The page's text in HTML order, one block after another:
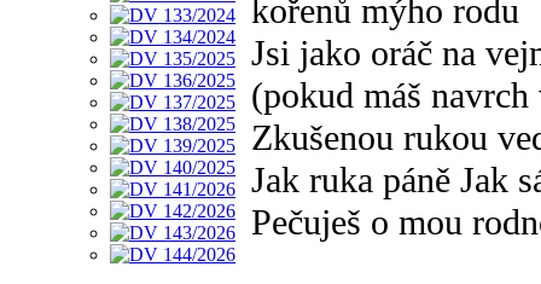
kořenů mýho rodu
Jsi jako oráč na
(pokud máš
Zkušenou rukou
Jak ruka páně Jak
Pečuješ o mou